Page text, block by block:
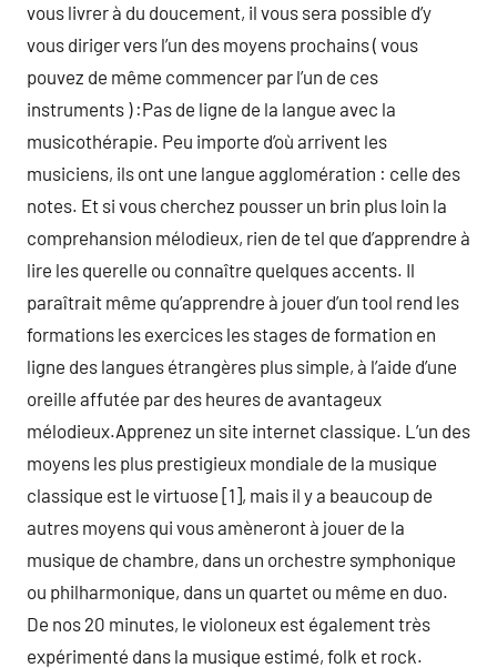
vous livrer à du doucement, il vous sera possible d’y
vous diriger vers l’un des moyens prochains ( vous
pouvez de même commencer par l’un de ces
instruments ) :Pas de ligne de la langue avec la
musicothérapie. Peu importe d’où arrivent les
musiciens, ils ont une langue agglomération : celle des
notes. Et si vous cherchez pousser un brin plus loin la
comprehansion mélodieux, rien de tel que d’apprendre à
lire les querelle ou connaître quelques accents. Il
paraîtrait même qu’apprendre à jouer d’un tool rend les
formations les exercices les stages de formation en
ligne des langues étrangères plus simple, à l’aide d’une
oreille affutée par des heures de avantageux
mélodieux.Apprenez un site internet classique. L’un des
moyens les plus prestigieux mondiale de la musique
classique est le virtuose [1], mais il y a beaucoup de
autres moyens qui vous amèneront à jouer de la
musique de chambre, dans un orchestre symphonique
ou philharmonique, dans un quartet ou même en duo.
De nos 20 minutes, le violoneux est également très
expérimenté dans la musique estimé, folk et rock.